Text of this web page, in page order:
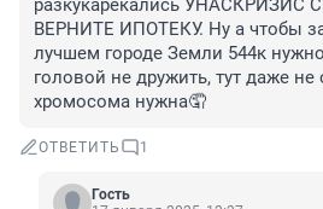
разкукарекались
ВЕРНИТЕ ИПОТЕКУ. Ну а чтобы
лучшем городе Земли 544к
головой не дружить, тут даже
хромосома нужна🤦
ОТВЕТИТЬ 1
Гость